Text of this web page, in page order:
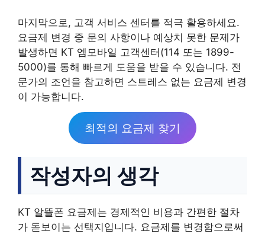
마지막으로, 고객 서비스 센터를 적극 활용하세요.
요금제 변경 중 문의 사항이나 예상치 못한 문제가
발생하면 KT 엠모바일 고객센터(114 또는 1899-
5000)를 통해 빠르게 도움을 받을 수 있습니다. 전
문가의 조언을 참고하면 스트레스 없는 요금제 변경
이 가능합니다.
최적의 요금제 찾기
작성자의 생각
KT 알뜰폰 요금제는 경제적인 비용과 간편한 절차
가 돋보이는 선택지입니다. 요금제를 변경함으로써